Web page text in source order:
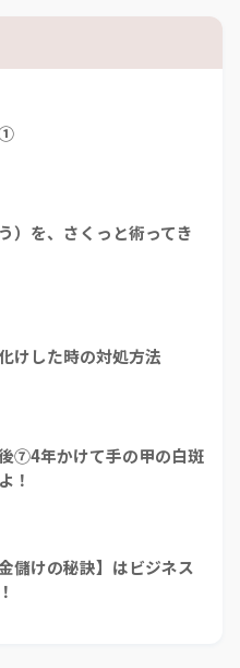
①
）を、さくっと術ってき
けした時の対処方法
⑦4年かけて手の甲の白斑
！
儲けの秘訣】はビジネス